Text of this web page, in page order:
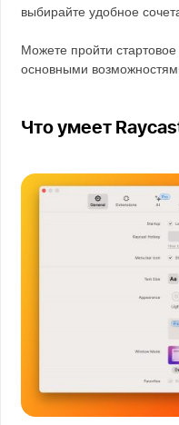
выбирайте удобное
Можете пройти
основными
Что умеет